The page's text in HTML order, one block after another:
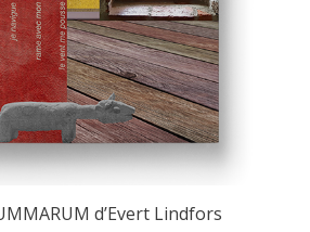
d’Evert Lindfors